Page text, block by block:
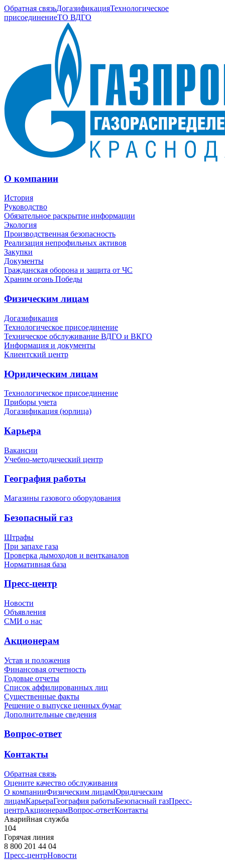
Обратная связьДогазификацияТехнологическое
присоединениеТО ВДГО
О компании
История
Руководство
Обязательное раскрытие информации
Экология
Производственная безопасность
Реализация непрофильных активов
Закупки
Документы
Гражданская оборона и защита от ЧС
Храним огонь Победы
Физическим лицам
Догазификация
Технологическое присоединение
Техническое обслуживание ВДГО и ВКГО
Информация и документы
Клиентский центр
Юридическим лицам
Технологическое присоединение
Приборы учета
Догазификация (юрлица)
Карьера
Вакансии
Учебно-методический центр
География работы
Магазины газового оборудования
Безопасный газ
Штрафы
При запахе газа
Проверка дымоходов и вентканалов
Нормативная база
Пресс-центр
Новости
Объявления
СМИ о нас
Акционерам
Устав и положения
Финансовая отчетность
Годовые отчеты
Список аффилированных лиц
Существенные факты
Решение о выпуске ценных бумаг
Дополнительные сведения
Вопрос-ответ
Контакты
Обратная связь
Оцените качество обслуживания
О компанииФизическим лицамЮридическим
лицамКарьераГеография работыБезопасный газПресс-
центрАкционерамВопрос-ответКонтакты
Аварийная служба
104
Горячая линия
8 800 201 44 04
Пресс-центрНовости